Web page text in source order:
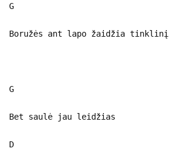
G
Boružės ant lapo žaidžia tinklinį
G
Bet saulė jau leidžias
D